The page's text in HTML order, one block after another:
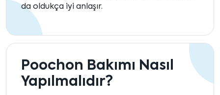
da oldukça iyi anlaşır.
Poochon Bakımı Nasıl
Yapılmalıdır?